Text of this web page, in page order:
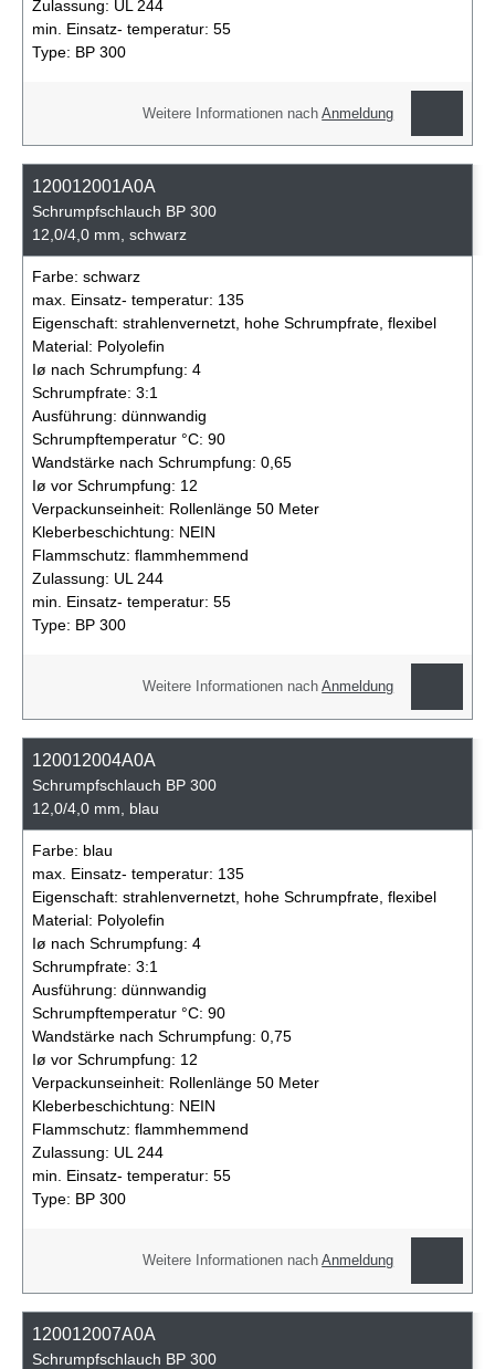
Zulassung: UL 244
min. Einsatz- temperatur: 55
Type: BP 300
Weitere Informationen nachAnmeldung
120012001A0A
Schrumpfschlauch BP 300
12,0/4,0 mm, schwarz
Farbe: schwarz
max. Einsatz- temperatur: 135
Eigenschaft: strahlenvernetzt, hohe Schrumpfrate, flexibel
Material: Polyolefin
Iø nach Schrumpfung: 4
Schrumpfrate: 3:1
Ausführung: dünnwandig
Schrumpftemperatur °C: 90
Wandstärke nach Schrumpfung: 0,65
Iø vor Schrumpfung: 12
Verpackunseinheit: Rollenlänge 50 Meter
Kleberbeschichtung: NEIN
Flammschutz: flammhemmend
Zulassung: UL 244
min. Einsatz- temperatur: 55
Type: BP 300
Weitere Informationen nachAnmeldung
120012004A0A
Schrumpfschlauch BP 300
12,0/4,0 mm, blau
Farbe: blau
max. Einsatz- temperatur: 135
Eigenschaft: strahlenvernetzt, hohe Schrumpfrate, flexibel
Material: Polyolefin
Iø nach Schrumpfung: 4
Schrumpfrate: 3:1
Ausführung: dünnwandig
Schrumpftemperatur °C: 90
Wandstärke nach Schrumpfung: 0,75
Iø vor Schrumpfung: 12
Verpackunseinheit: Rollenlänge 50 Meter
Kleberbeschichtung: NEIN
Flammschutz: flammhemmend
Zulassung: UL 244
min. Einsatz- temperatur: 55
Type: BP 300
Weitere Informationen nachAnmeldung
120012007A0A
Schrumpfschlauch BP 300